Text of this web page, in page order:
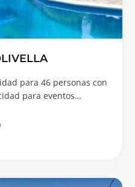
para 46 personas con
para eventos…